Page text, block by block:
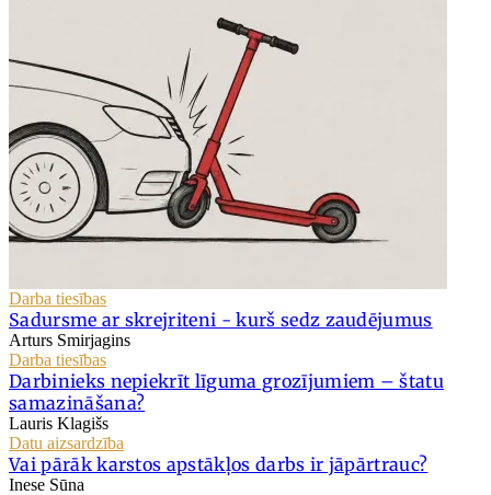
Darba tiesības
Sadursme ar skrejriteni - kurš sedz zaudējumus
Arturs Smirjagins
Darba tiesības
Darbinieks nepiekrīt līguma grozījumiem – štatu
samazināšana?
Lauris Klagišs
Datu aizsardzība
Vai pārāk karstos apstākļos darbs ir jāpārtrauc?
Inese Sūna